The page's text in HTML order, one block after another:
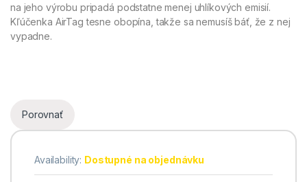
na jeho výrobu pripadá podstatne menej uhlíkových emisií.
Kľúčenka AirTag tesne obopína, takže sa nemusíš báť, že z nej
vypadne.
Porovnať
Availability: Dostupné na objednávku